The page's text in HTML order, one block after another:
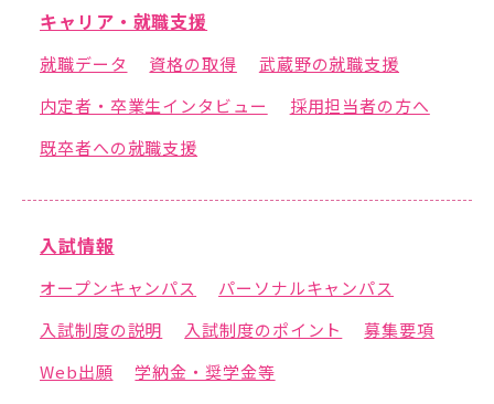
ト
follow us
武蔵野学院
キャリア・就職支援
就職データ 資格の取得
武蔵野の就職支援
内定者・卒業生インタビュー
採用担当者の方へ
既卒者への就職支援
入試情報
オープンキャンパス
パーソナルキャンパス
入試制度の説明
入試制度のポイント
募集要項
Web出願
学納金・奨学金等